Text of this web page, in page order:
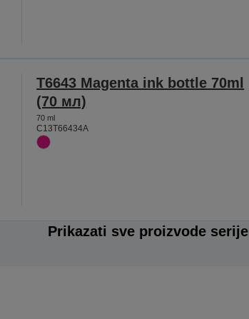
T6643 Magenta ink bottle 70ml
(70 мл)
70 ml
C13T66434A
Prikazati sve proizvode serije